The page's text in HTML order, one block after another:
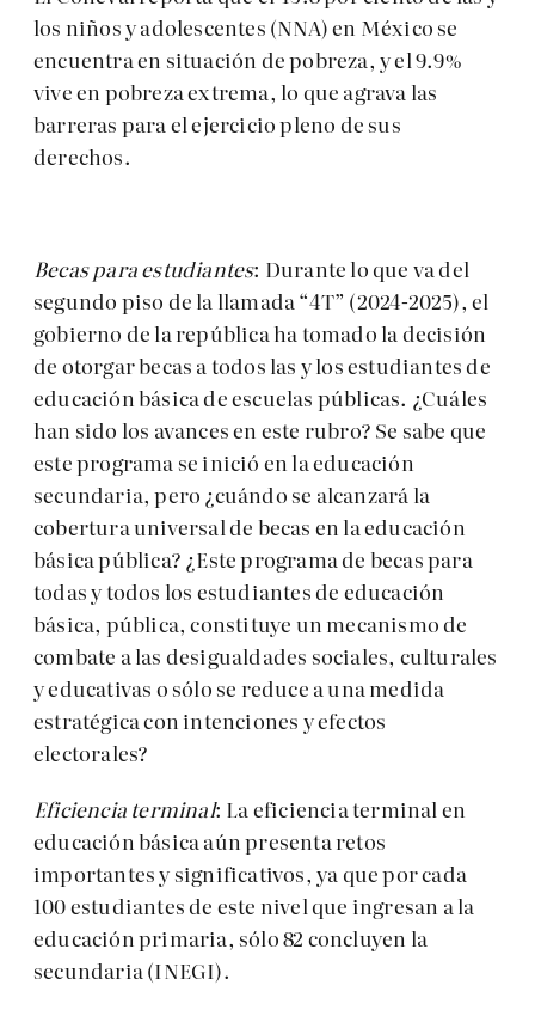
los niños y adolescentes (NNA) en México se
encuentra en situación de pobreza, y el 9.9%
vive en pobreza extrema, lo que agrava las
barreras para el ejercicio pleno de sus
derechos.
Becas para estudiantes: Durante lo que va del
segundo piso de la llamada “4T” (2024-2025), el
gobierno de la república ha tomado la decisión
de otorgar becas a todos las y los estudiantes de
educación básica de escuelas públicas. ¿Cuáles
han sido los avances en este rubro? Se sabe que
este programa se inició en la educación
secundaria, pero ¿cuándo se alcanzará la
cobertura universal de becas en la educación
básica pública? ¿Este programa de becas para
todas y todos los estudiantes de educación
básica, pública, constituye un mecanismo de
combate a las desigualdades sociales, culturales
y educativas o sólo se reduce a una medida
estratégica con intenciones y efectos
electorales?
Eficiencia terminal: La eficiencia terminal en
educación básica aún presenta retos
importantes y significativos, ya que por cada
100 estudiantes de este nivel que ingresan a la
educación primaria, sólo 82 concluyen la
secundaria (INEGI).